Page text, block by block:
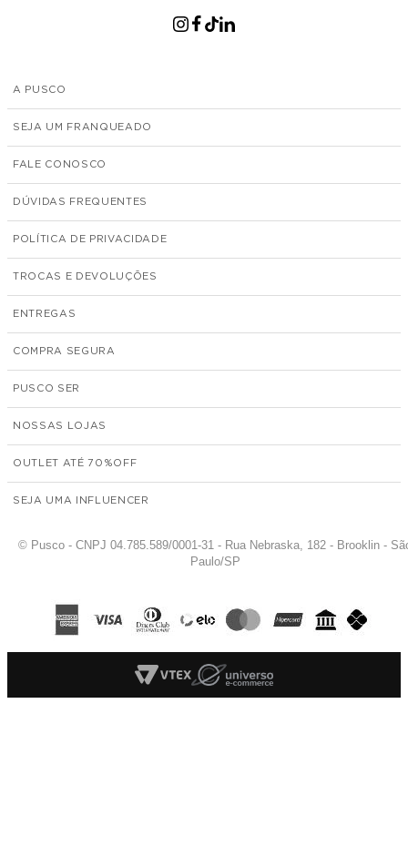
A PUSCO
SEJA UM FRANQUEADO
FALE CONOSCO
DÚVIDAS FREQUENTES
POLÍTICA DE PRIVACIDADE
TROCAS E DEVOLUÇÕES
ENTREGAS
COMPRA SEGURA
PUSCO SER
NOSSAS LOJAS
OUTLET ATÉ 70%
SEJA UMA INFLUENCER
© Pusco - CNPJ 04.785.589/0001-31 - Rua Nebraska, 182 - Brooklin -
Paulo/SP